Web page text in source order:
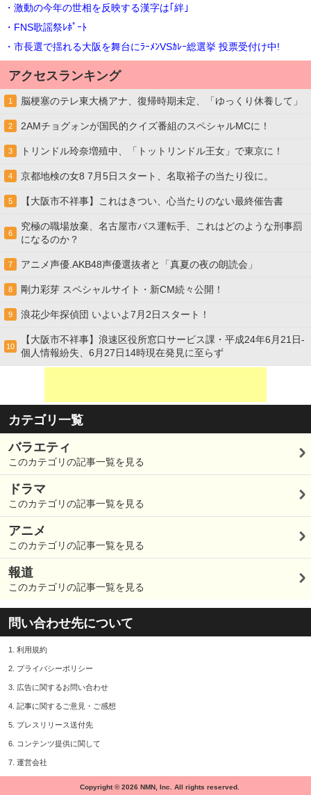
・激動の今年の世相を反映する漢字は｢絆｣
・FNS歌謡祭ﾚﾎﾟｰﾄ
・市長選で揺れる大阪を舞台にﾗｰﾒﾝVSｶﾚｰ総選挙 投票受付け中!
アクセスランキング
1 脳梗塞のテレ東大橋アナ、復帰時期未定、「ゆっくり休養して」
2 2AMチョグォンが国民的クイズ番組のスペシャルMCに！
3 トリンドル玲奈増殖中、「トットリンドル王女」で東京に！
4 京都地検の女8 7月5日スタート、名取裕子の当たり役に。
5 【大阪市不祥事】これはきつい、心当たりのない最終催告書
6
究極の職場放棄、名古屋市バス運転手、これはどのような刑事罰
になるのか？
7 アニメ声優.AKB48声優選抜者と「真夏の夜の朗読会」
8 剛力彩芽 スペシャルサイト・新CM続々公開！
9 浪花少年探偵団 いよいよ7月2日スタート！
10
【大阪市不祥事】浪速区役所窓口サービス課・平成24年6月21日-
個人情報紛失、6月27日14時現在発見に至らず
カテゴリ一覧
バラエティ
このカテゴリの記事一覧を見る
ドラマ
このカテゴリの記事一覧を見る
アニメ
このカテゴリの記事一覧を見る
報道
このカテゴリの記事一覧を見る
問い合わせ先について
1. 利用規約
2. プライバシーポリシー
3. 広告に関するお問い合わせ
4. 記事に関するご意見・ご感想
5. プレスリリース送付先
6. コンテンツ提供に関して
7. 運営会社
Copyright © 2026 NMN, Inc. All rights reserved.